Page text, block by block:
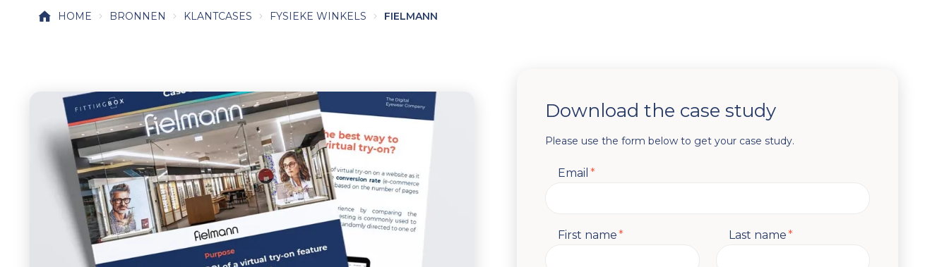
HOME BRONNEN KLANTCASES FYSIEKE WINKELS FIELMANN
Download the case study
Please use the form below to get your case study.
Email *
First name* Last name*